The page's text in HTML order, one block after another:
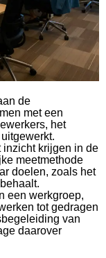
de
met een
het
inzicht krijgen in de
meetmethode
doelen, zoals het
een werkgroep,
tot gedragen
van
daarover